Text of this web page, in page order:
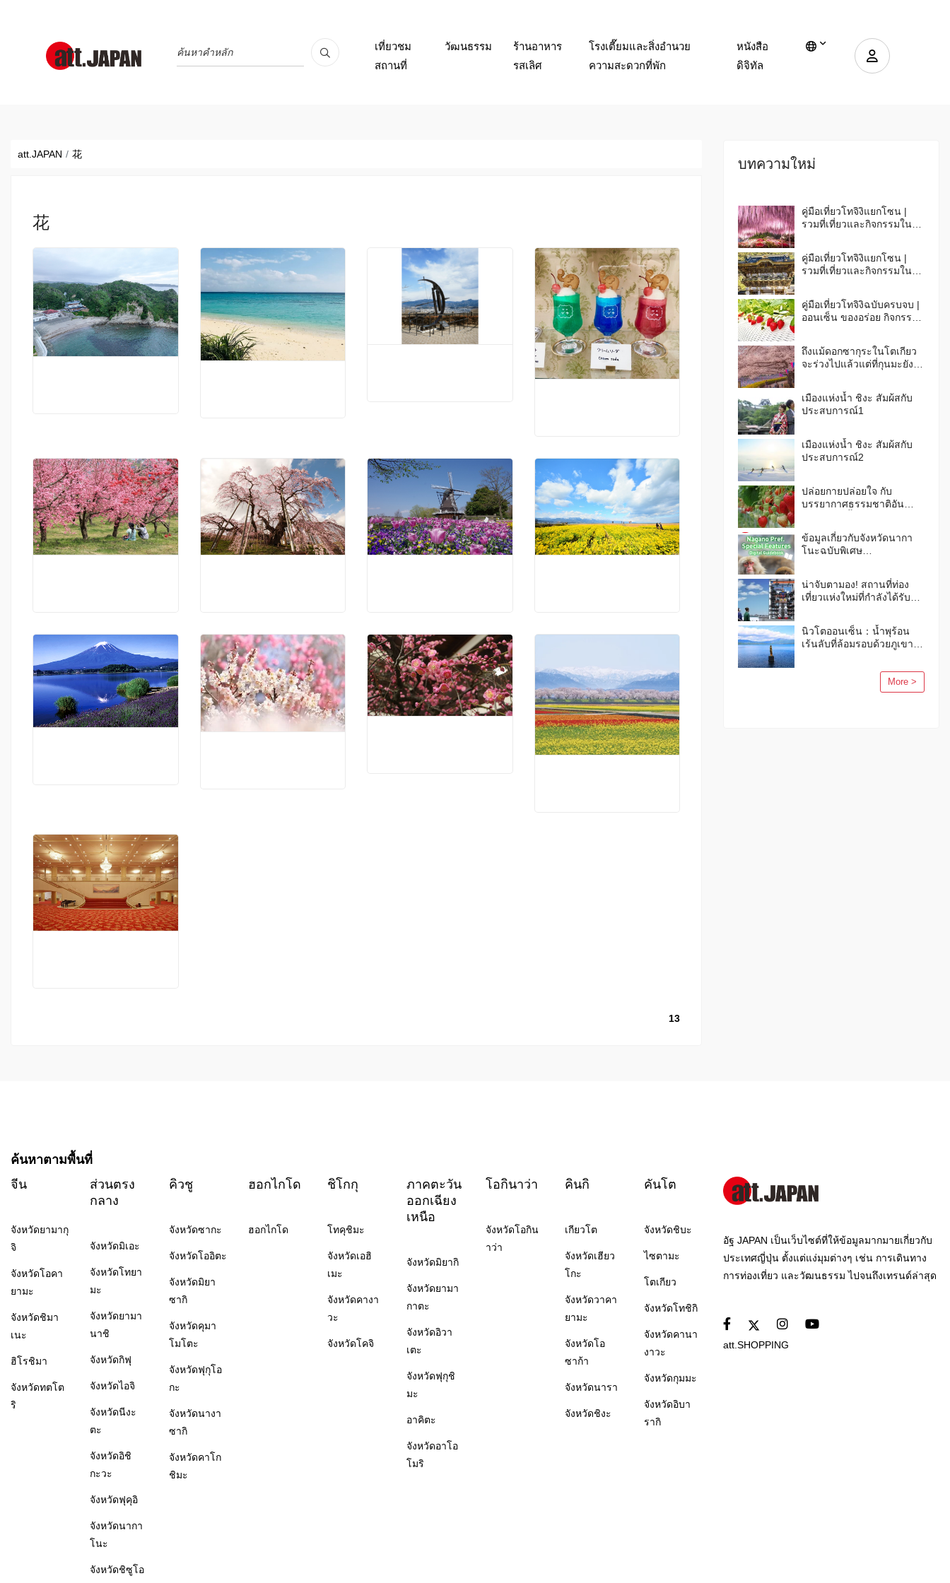
เที่ยวชม
สถานที่
วัฒนธรรม
ร้านอาหาร
รสเลิศ
โรงเตี๊ยมและสิ่งอำนวย
ความสะดวกที่พัก
หนังสือ
ดิจิทัล
att.JAPAN 花
花
13
บทความใหม่
คู่มือเที่ยวโทจิงิแยกโซน |
รวมที่เที่ยวและกิจกรรมในโท
คู่มือเที่ยวโทจิงิแยกโซน |
รวมที่เที่ยวและกิจกรรมในนิก
คู่มือเที่ยวโทจิงิฉบับครบจบ |
ออนเซ็น ของอร่อย กิจกรรม
ถึงแม้ดอกซากุระในโตเกียว
จะร่วงไปแล้วแต่ที่กุนมะยังมี
ซากุระชื่อดัง 6 แห่งใน
จังหวัดกุนมะ ใกล้กับโตเกียว
เมืองแห่งน้ำ ชิงะ สัมผ้สกับ
ประสบการณ์1
เมืองแห่งน้ำ ชิงะ สัมผ้สกับ
ประสบการณ์2
ปล่อยกายปล่อยใจ กับ
บรรยากาศธรรมชาติอัน
จังหวัดฟุกุชิมะ เมืองแห่งผล
ไม้กันเถอะ！
ข้อมูลเกี่ยวกับจังหวัดนากา
โนะฉบับพิเศษ
น่าจับตามอง! สถานที่ท่อง
เที่ยวแห่งใหม่ที่กำลังได้รับ
ประเทศญี่ปุ่น ในฉบับฤดู
ใบไม้ร่วงและฤดูหนาวปี
2563
นิวโตออนเซ็น：น้ำพุร้อน
เร้นลับที่ล้อมรอบด้วยภูเขา
More >
ค้นหาตามพื้นที่
จีน
จังหวัดยามากุ
จิ
จังหวัดโอคา
ยามะ
จังหวัดชิมา
เนะ
ฮิโรชิมา
จังหวัดทตโต
ริ
ส่วนตรง
กลาง
จังหวัดมิเอะ
จังหวัดโทยา
มะ
จังหวัดยามา
นาชิ
จังหวัดกิฟุ
จังหวัดไอจิ
จังหวัดนีงะ
ตะ
จังหวัดอิชิ
กะวะ
จังหวัดฟุคุอิ
จังหวัดนากา
โนะ
จังหวัดชิซูโอ
คิวชู
จังหวัดซากะ
จังหวัดโออิตะ
จังหวัดมิยา
ซากิ
จังหวัดคุมา
โมโตะ
จังหวัดฟุกุโอ
กะ
จังหวัดนางา
ซากิ
จังหวัดคาโก
ชิมะ
ฮอกไกโด
ฮอกไกโด
ชิโกกุ
โทคุชิมะ
จังหวัดเอฮิ
เมะ
จังหวัดคางา
วะ
จังหวัดโคจิ
ภาคตะวัน
ออกเฉียง
เหนือ
จังหวัดมิยากิ
จังหวัดยามา
กาตะ
จังหวัดอิวา
เตะ
จังหวัดฟุกุชิ
มะ
อาคิตะ
จังหวัดอาโอ
โมริ
โอกินาว่า
จังหวัดโอกิน
าว่า
คินกิ
เกียวโต
จังหวัดเฮียว
โกะ
จังหวัดวาคา
ยามะ
จังหวัดโอ
ซาก้า
จังหวัดนารา
จังหวัดชิงะ
คันโต
จังหวัดชิบะ
ไซตามะ
โตเกียว
จังหวัดโทชิกิ
จังหวัดคานา
งาวะ
จังหวัดกุมมะ
จังหวัดอิบา
รากิ
อัฐ JAPAN เป็นเว็บไซต์ที่ให้ข้อมูลมากมายเกี่ยวกับ
ประเทศญี่ปุ่น ตั้งแต่แง่มุมต่างๆ เช่น การเดินทาง
การท่องเที่ยว และวัฒนธรรม ไปจนถึงเทรนด์ล่าสุด
att.SHOPPING